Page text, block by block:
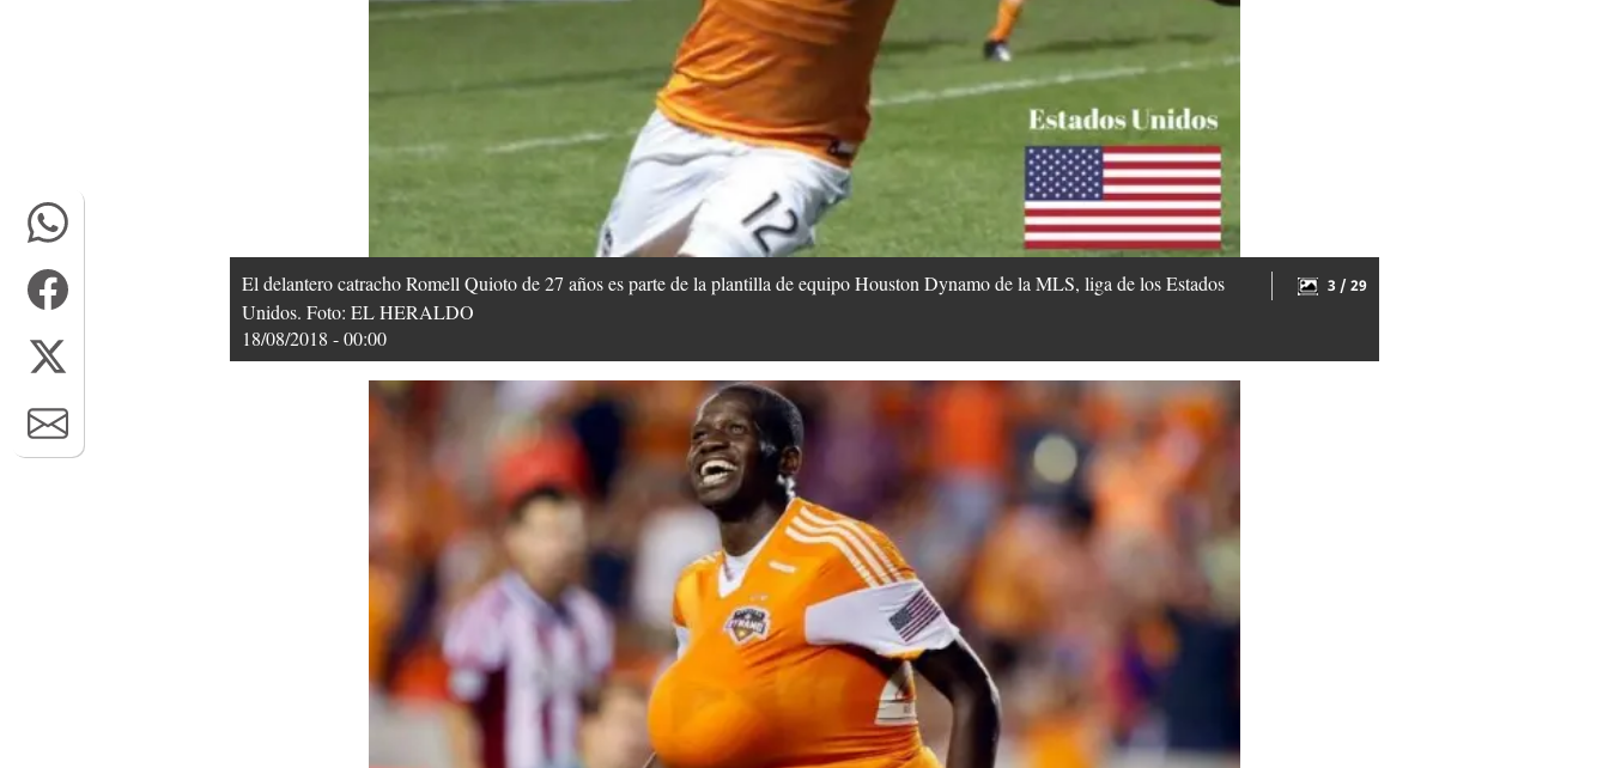
El delantero catracho Romell Quioto de 27 años es parte de la plantilla de equipo Houston Dynamo de la MLS, liga de los Estados
Unidos. Foto: EL HERALDO
18/08/2018 - 00:00
3 / 29